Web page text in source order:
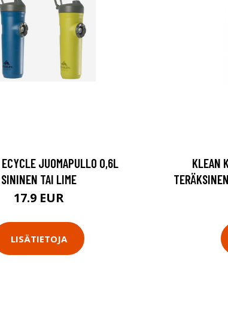
JUOMAPULLO 0,6L
SININEN TAI LIME
17.9 EUR
LISÄTIETOJA
KLEAN